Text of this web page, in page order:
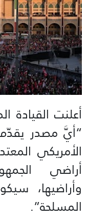
أعلنت القيادة
“أيَّ مصدر
الأمريكي
أراضي
وأراضيها،
المسلحة”.